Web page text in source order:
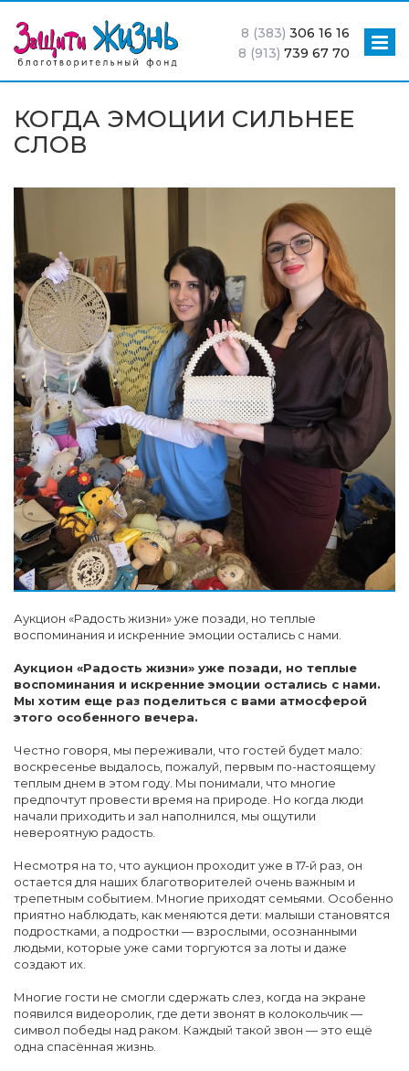
8 (383) 306 16 16
8 (913) 739 67 70
КОГДА ЭМОЦИИ СИЛЬНЕЕ
СЛОВ
Аукцион «Радость жизни» уже позади, но теплые
воспоминания и искренние эмоции остались с нами.
Аукцион «Радость жизни» уже позади, но теплые
воспоминания и искренние эмоции остались с нами.
Мы хотим еще раз поделиться с вами атмосферой
этого особенного вечера.
Честно говоря, мы переживали, что гостей будет мало:
воскресенье выдалось, пожалуй, первым по-настоящему
теплым днем в этом году. Мы понимали, что многие
предпочтут провести время на природе. Но когда люди
начали приходить и зал наполнился, мы ощутили
невероятную радость.
Несмотря на то, что аукцион проходит уже в 17-й раз, он
остается для наших благотворителей очень важным и
трепетным событием. Многие приходят семьями. Особенно
приятно наблюдать, как меняются дети: малыши становятся
подростками, а подростки — взрослыми, осознанными
людьми, которые уже сами торгуются за лоты и даже
создают их.
Многие гости не смогли сдержать слез, когда на экране
появился видеоролик, где дети звонят в колокольчик —
символ победы над раком. Каждый такой звон — это ещё
одна спасённая жизнь.